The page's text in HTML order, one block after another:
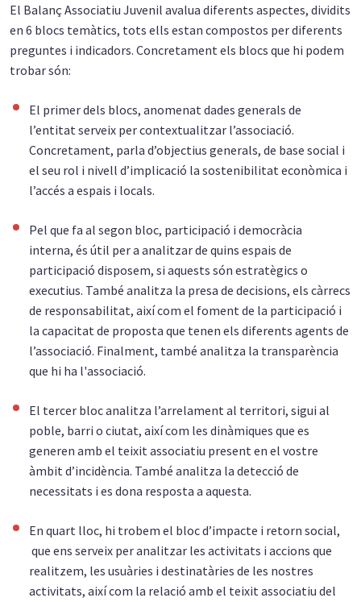
El Balanç Associatiu Juvenil avalua diferents aspectes, dividits
en 6 blocs temàtics, tots ells estan compostos per diferents
preguntes i indicadors. Concretament els blocs que hi podem
trobar són:
El primer dels blocs, anomenat dades generals de
l’entitat serveix per contextualitzar l’associació.
Concretament, parla d’objectius generals, de base social i
el seu rol i nivell d’implicació la sostenibilitat econòmica i
l’accés a espais i locals.
Pel que fa al segon bloc, participació i democràcia
interna, és útil per a analitzar de quins espais de
participació disposem, si aquests són estratègics o
executius. També analitza la presa de decisions, els càrrecs
de responsabilitat, així com el foment de la participació i
la capacitat de proposta que tenen els diferents agents de
l’associació. Finalment, també analitza la transparència
que hi ha l'associació.
El tercer bloc analitza l’arrelament al territori, sigui al
poble, barri o ciutat, així com les dinàmiques que es
generen amb el teixit associatiu present en el vostre
àmbit d’incidència. També analitza la detecció de
necessitats i es dona resposta a aquesta.
En quart lloc, hi trobem el bloc d’impacte i retorn social,
que ens serveix per analitzar les activitats i accions que
realitzem, les usuàries i destinatàries de les nostres
activitats, així com la relació amb el teixit associatiu del